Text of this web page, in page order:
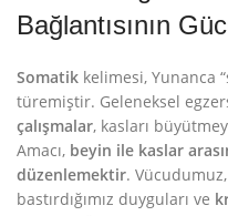
Bağlantısının
Somatik kelimesi, Yunanca
türemiştir. Geleneksel
çalışmalar, kasları
Amacı, beyin ile kaslar
düzenlemektir. Vücudumuz,
bastırdığımız duyguları ve